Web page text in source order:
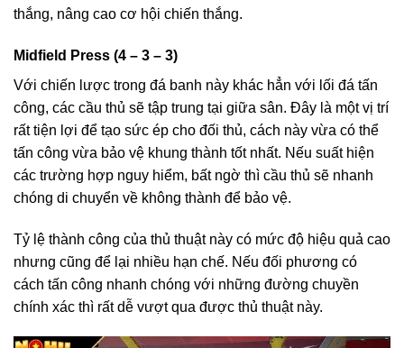
thắng, nâng cao cơ hội chiến thắng.
Midfield Press (4 – 3 – 3)
Với chiến lược trong đá banh này khác hẳn với lối đá tấn
công, các cầu thủ sẽ tập trung tại giữa sân. Đây là một vị trí
rất tiện lợi để tạo sức ép cho đối thủ, cách này vừa có thể
tấn công vừa bảo vệ khung thành tốt nhất. Nếu suất hiện
các trường hợp nguy hiểm, bất ngờ thì cầu thủ sẽ nhanh
chóng di chuyển về không thành để bảo vệ.
Tỷ lệ thành công của thủ thuật này có mức độ hiệu quả cao
nhưng cũng để lại nhiều hạn chế. Nếu đối phương có
cách tấn công nhanh chóng với những đường chuyền
chính xác thì rất dễ vượt qua được thủ thuật này.